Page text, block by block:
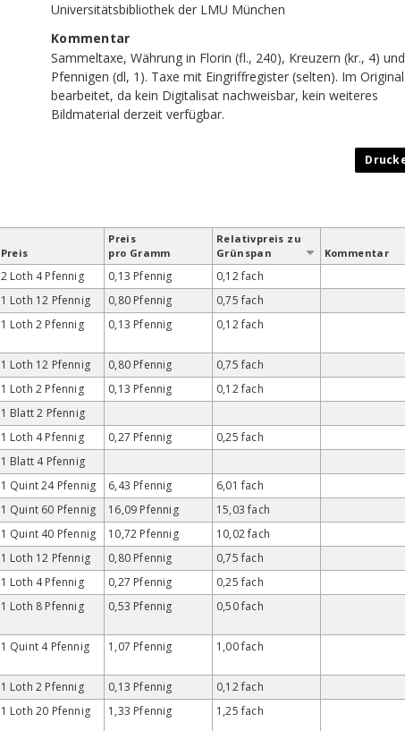
Universitätsbibliothek der LMU München
Kommentar
Sammeltaxe, Währung in Florin (fl., 240), Kreuzern (kr., 4) und
Pfennigen (dl, 1). Taxe mit Eingriffregister (selten). Im Original
bearbeitet, da kein Digitalisat nachweisbar, kein weiteres
Bildmaterial derzeit verfügbar.
Preis
Preis
pro Gramm
Relativ­preis zu
Grün­span
Kommentar
2 Loth 4 Pfennig 0,13 Pfennig
0,12 fach
1 Loth 12 Pfennig 0,80 Pfennig
0,75 fach
1 Loth 2 Pfennig 0,13 Pfennig 0,12 fach
1 Loth 12 Pfennig 0,80 Pfennig
0,75 fach
1 Loth 2 Pfennig 0,13 Pfennig
0,12 fach
1 Blatt 2 Pfennig
1 Loth 4 Pfennig 0,27 Pfennig
0,25 fach
1 Blatt 4 Pfennig
1 Quint 24 Pfennig 6,43 Pfennig
6,01 fach
1 Quint 60 Pfennig 16,09 Pfennig
15,03 fach
1 Quint 40 Pfennig 10,72 Pfennig
10,02 fach
1 Loth 12 Pfennig 0,80 Pfennig
0,75 fach
1 Loth 4 Pfennig 0,27 Pfennig
0,25 fach
1 Loth 8 Pfennig 0,53 Pfennig 0,50 fach
1 Quint 4 Pfennig 1,07 Pfennig 1,00 fach
1 Loth 2 Pfennig 0,13 Pfennig
0,12 fach
1 Loth 20 Pfennig 1,33 Pfennig 1,25 fach